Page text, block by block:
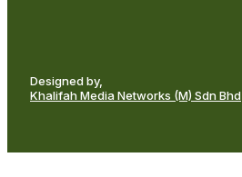
Designed by,
Khalifah Media Networks (M) Sdn Bhd